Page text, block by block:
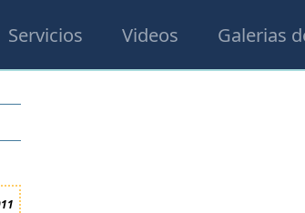
Servicios Videos Galerias